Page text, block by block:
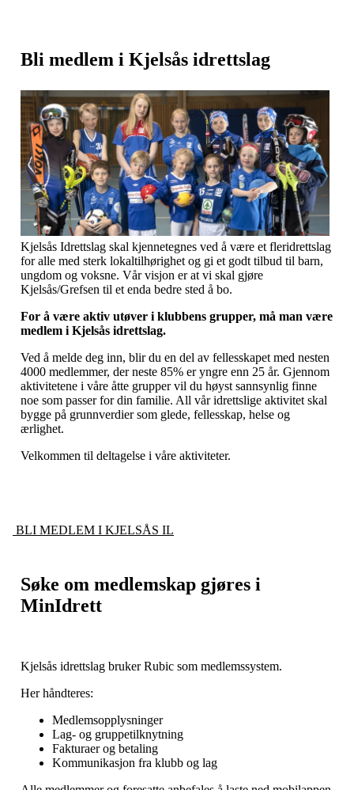
Bli medlem i Kjelsås idrettslag
Kjelsås Idrettslag skal kjennetegnes ved å være et fleridrettslag
for alle med sterk lokaltilhørighet og gi et godt tilbud til barn,
ungdom og voksne. Vår visjon er at vi skal gjøre
Kjelsås/Grefsen til et enda bedre sted å bo.
For å være aktiv utøver i klubbens grupper, må man være
medlem i Kjelsås idrettslag.
Ved å melde deg inn, blir du en del av fellesskapet med nesten
4000 medlemmer, der neste 85% er yngre enn 25 år. Gjennom
aktivitetene i våre åtte grupper vil du høyst sannsynlig finne
noe som passer for din familie. All vår idrettslige aktivitet skal
bygge på grunnverdier som glede, fellesskap, helse og
ærlighet.
Velkommen til deltagelse i våre aktiviteter.
BLI MEDLEM I KJELSÅS IL
Søke om medlemskap gjøres i
MinIdrett
Kjelsås idrettslag bruker Rubic som medlemssystem.
Her håndteres:
Medlemsopplysninger
Lag- og gruppetilknytning
Fakturaer og betaling
Kommunikasjon fra klubb og lag